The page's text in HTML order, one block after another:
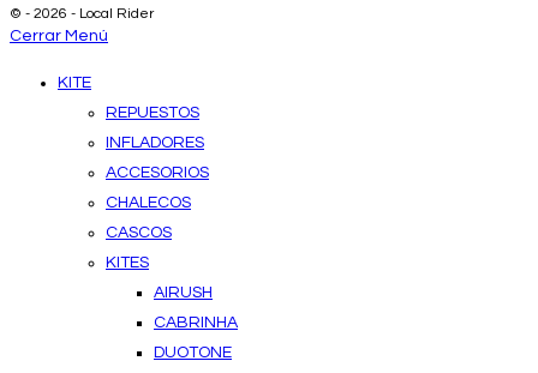
© - 2026 - Local Rider
Cerrar Menú
KITE
REPUESTOS
INFLADORES
ACCESORIOS
CHALECOS
CASCOS
KITES
AIRUSH
CABRINHA
DUOTONE